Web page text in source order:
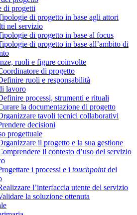
di progetti
di progetto in base agli attori
nel servizio
di progetto in base al focus
di progetto in base all’ambito di
ruoli e figure coinvolte
di progetto
ruoli e responsabilità
lavoro
processi, strumenti e rituali
la documentazione di progetto
tavoli tecnici collaborativi
decisioni
progettuale
il progetto e la sua gestione
il contesto d’uso del servizio
i processi e i touchpointdel
l’interfaccia utente del servizio
la soluzione ottenuta